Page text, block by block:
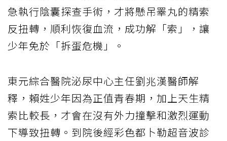
急執行陰囊探查手術，才將懸吊睪丸的精索
反扭轉，順利恢復血流，成功解「索」，讓
少年免於「拆蛋危機」。
東元綜合醫院泌尿中心主任劉兆漢醫師解
釋，賴姓少年因為正值青春期，加上天生精
索比較長，才會在沒有外力撞擊和激烈運動
下導致扭轉。到院後經彩色都卜勒超音波診